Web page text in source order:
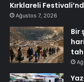
Kırklareli
Ağustos 7, 2026
Bir